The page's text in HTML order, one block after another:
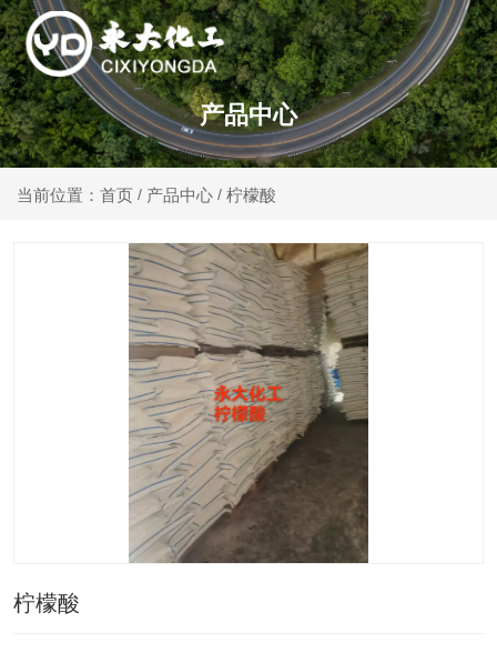
产品中心
当前位置：首页 / 产品中心 / 柠檬酸
柠檬酸